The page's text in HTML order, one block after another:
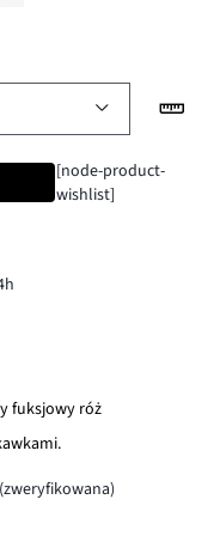
[node-product-
wishlist]
fuksjowy róż